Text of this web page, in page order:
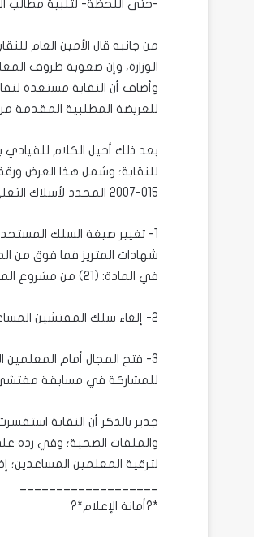
-حتى اللحظة- لتلبية مطالب
من جانبه قال الأمين العام
الوزارة، وإن صعوبة ظروف
وأضاف أن النقابة مستعدة
للعريضة المطلبية المقدمة
بعد ذلك أحيل الكلام
للنقابة؛ وشمل هذا العرض
015-2007 المحدد لأسلاك التعليم الأساسي والثانوي” ؛ وتتمثل هذه المطالب في ثلاث نقاط هي:
1- تغيير صيغة السلك
في المادة: (21) من مشروع المرسوم التي تتضمن أحكام التشكيل الأصلي لسلك “أستاذ مدارس” .
2- إلغاء سلك المفتشين المساعدين للتعليم الأساسي وحصر سلك مفتشي التعليم الأساسي في سلك واحد .
3- فتح المجال أمام
للمشاركة في مسابقة مفتشي
جدير بالذكر أن النقابة
والملفات الصحية؛ وفي رده
لترقية المعلمين المساعدين؛
*?أمانة الإعلام*?